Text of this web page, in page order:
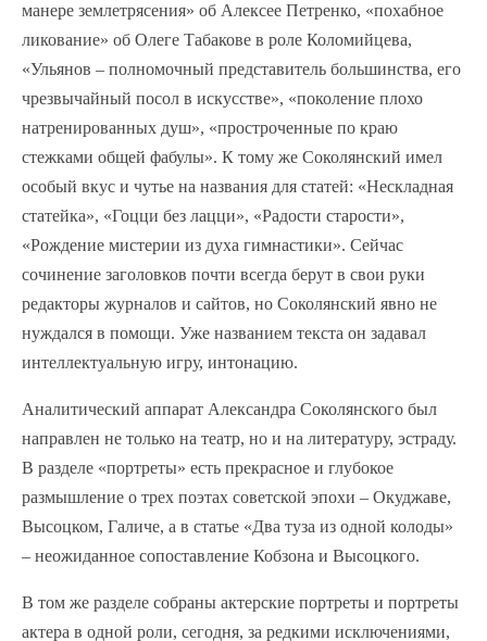
манере землетрясения» об Алексее Петренко, «похабное
ликование» об Олеге Табакове в роле Коломийцева,
«Ульянов – полномочный представитель большинства, его
чрезвычайный посол в искусстве», «поколение плохо
натренированных душ», «простроченные по краю
стежками общей фабулы». К тому же Соколянский имел
особый вкус и чутье на названия для статей: «Нескладная
статейка», «Гоцци без лацци», «Радости старости»,
«Рождение мистерии из духа гимнастики». Сейчас
сочинение заголовков почти всегда берут в свои руки
редакторы журналов и сайтов, но Соколянский явно не
нуждался в помощи. Уже названием текста он задавал
интеллектуальную игру, интонацию.
Аналитический аппарат Александра Соколянского был
направлен не только на театр, но и на литературу, эстраду.
В разделе «портреты» есть прекрасное и глубокое
размышление о трех поэтах советской эпохи – Окуджаве,
Высоцком, Галиче, а в статье «Два туза из одной колоды»
– неожиданное сопоставление Кобзона и Высоцкого.
В том же разделе собраны актерские портреты и портреты
актера в одной роли, сегодня, за редкими исключениями,